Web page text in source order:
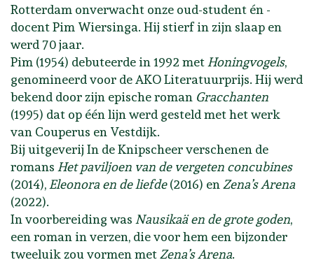
Rotterdam onverwacht onze oud-student én -
docent Pim Wiersinga. Hij stierf in zijn slaap en
werd 70 jaar.
Pim (1954) debuteerde in 1992 met Honingvogels,
genomineerd voor de AKO Literatuurprijs. Hij werd
bekend door zijn epische roman Gracchanten
(1995) dat op één lijn werd gesteld met het werk
van Couperus en Vestdijk.
Bij uitgeverij In de Knipscheer verschenen de
romans Het paviljoen van de vergeten concubines
(2014), Eleonora en de liefde(2016) en Zena’s Arena
(2022).
In voorbereiding was Nausikaä en de grote goden,
een roman in verzen, die voor hem een bijzonder
tweeluik zou vormen met Zena’s Arena.